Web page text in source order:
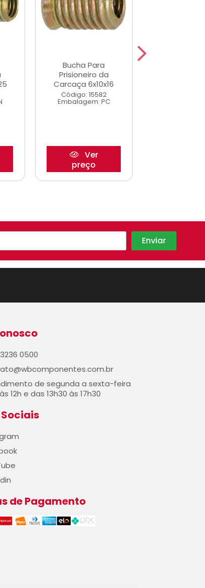
Bucha Para
Prisioneiro da
Carcaça 6x10x16
Código: 15582
Embalagem: PC
Ver
preço
0500
de segunda a sexta-feira
12h e das 13h30 às 17h30
Sociais
de Pagamento